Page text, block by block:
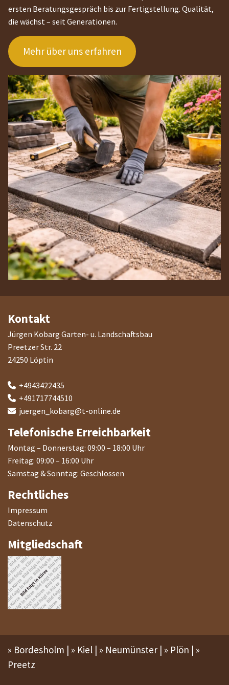
ersten Beratungsgespräch bis zur Fertigstellung. Qualität,
die wächst – seit Generationen.
Mehr über uns erfahren
Kontakt
Jürgen Kobarg Garten- u. Landschaftsbau
Preetzer Str. 22
24250 Löptin
 +4943422435
 +491717744510
 juergen_kobarg@t-online.de
Telefonische Erreichbarkeit
Montag – Donnerstag: 09:00 – 18:00 Uhr
Freitag: 09:00 – 16:00 Uhr
Samstag & Sonntag: Geschlossen
Rechtliches
Impressum
Datenschutz
Mitgliedschaft
» Bordesholm | » Kiel | » Neumünster | » Plön | »
Preetz